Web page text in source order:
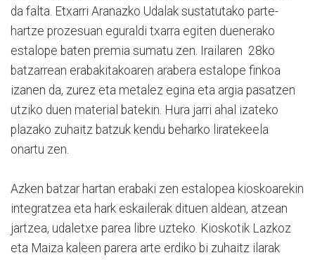
da falta. Etxarri Aranazko Udalak sustatutako parte-
hartze prozesuan eguraldi txarra egiten duenerako
estalope baten premia sumatu zen. Irailaren 28ko
batzarrean erabakitakoaren arabera estalope finkoa
izanen da, zurez eta metalez egina eta argia pasatzen
utziko duen material batekin. Hura jarri ahal izateko
plazako zuhaitz batzuk kendu beharko liratekeela
onartu zen.
Azken batzar hartan erabaki zen estalopea kioskoarekin
integratzea eta hark eskailerak dituen aldean, atzean
jartzea, udaletxe parea libre uzteko. Kioskotik Lazkoz
eta Maiza kaleen parera arte erdiko bi zuhaitz ilarak